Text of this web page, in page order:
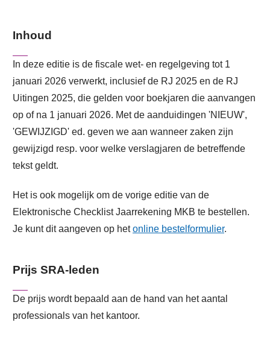
Inhoud
In deze editie is de fiscale wet- en regelgeving tot 1
januari 2026 verwerkt, inclusief de RJ 2025 en de RJ
Uitingen 2025, die gelden voor boekjaren die aanvangen
op of na 1 januari 2026. Met de aanduidingen 'NIEUW',
'GEWIJZIGD' ed. geven we aan wanneer zaken zijn
gewijzigd resp. voor welke verslagjaren de betreffende
tekst geldt.
Het is ook mogelijk om de vorige editie van de
Elektronische Checklist Jaarrekening MKB te bestellen.
Je kunt dit aangeven op hetonline bestelformulier.
Prijs SRA-leden
De prijs wordt bepaald aan de hand van het aantal
professionals van het kantoor.